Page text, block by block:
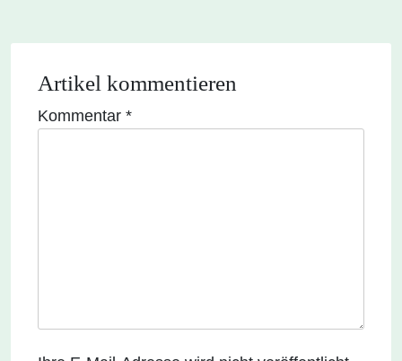
Artikel kommentieren
Kommentar *